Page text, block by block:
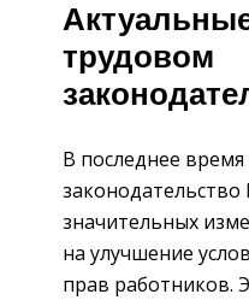
трудовом
В последнее
законодательство
значительных
на улучшение
прав работников.